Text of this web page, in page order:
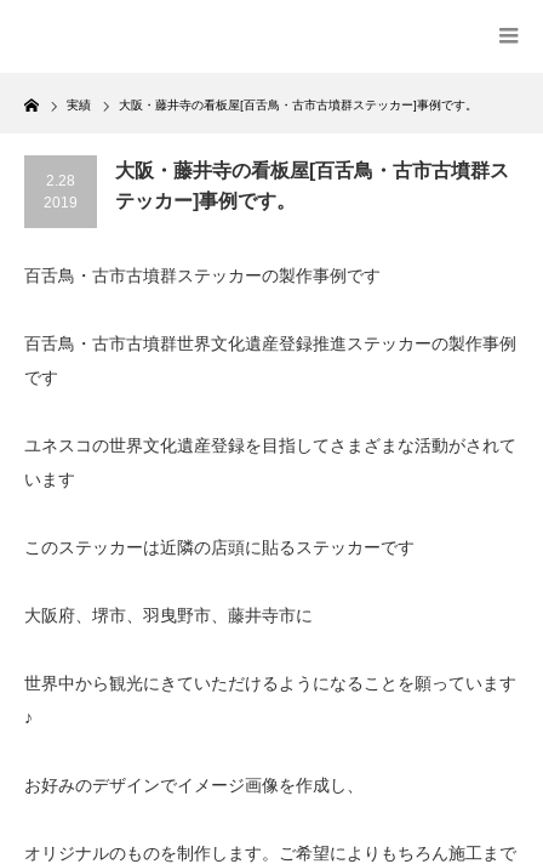
Home
実績 大阪・藤井寺の看板屋[百舌鳥・古市古墳群ステッカー]事例です。
2.28
2019
大阪・藤井寺の看板屋[百舌鳥・古市古墳群ス
テッカー]事例です。
百舌鳥・古市古墳群ステッカーの製作事例です
百舌鳥・古市古墳群世界文化遺産登録推進ステッカーの製作事例
です
ユネスコの世界文化遺産登録を目指してさまざまな活動がされて
います
このステッカーは近隣の店頭に貼るステッカーです
大阪府、堺市、羽曳野市、藤井寺市に
世界中から観光にきていただけるようになることを願っています
♪
お好みのデザインでイメージ画像を作成し、
オリジナルのものを制作します。ご希望によりもちろん施工まで